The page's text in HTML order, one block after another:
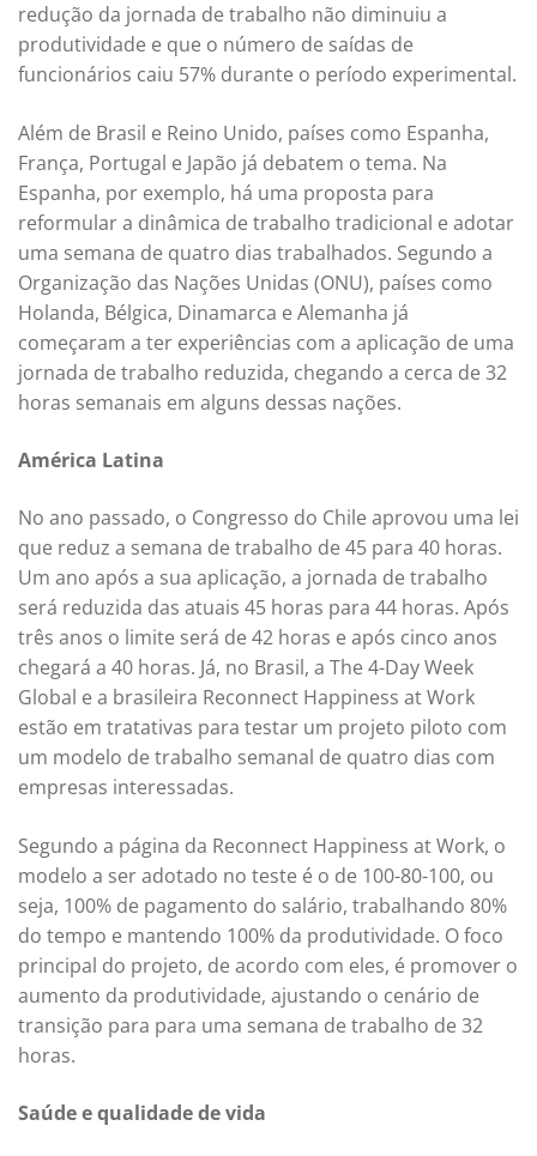
redução da jornada de trabalho não diminuiu a
produtividade e que o número de saídas de
funcionários caiu 57% durante o período experimental.
Além de Brasil e Reino Unido, países como Espanha,
França, Portugal e Japão já debatem o tema. Na
Espanha, por exemplo, há uma proposta para
reformular a dinâmica de trabalho tradicional e adotar
uma semana de quatro dias trabalhados. Segundo a
Organização das Nações Unidas (ONU), países como
Holanda, Bélgica, Dinamarca e Alemanha já
começaram a ter experiências com a aplicação de uma
jornada de trabalho reduzida, chegando a cerca de 32
horas semanais em alguns dessas nações.
América Latina
No ano passado, o Congresso do Chile aprovou uma lei
que reduz a semana de trabalho de 45 para 40 horas.
Um ano após a sua aplicação, a jornada de trabalho
será reduzida das atuais 45 horas para 44 horas. Após
três anos o limite será de 42 horas e após cinco anos
chegará a 40 horas. Já, no Brasil, a The 4-Day Week
Global e a brasileira Reconnect Happiness at Work
estão em tratativas para testar um projeto piloto com
um modelo de trabalho semanal de quatro dias com
empresas interessadas.
Segundo a página da Reconnect Happiness at Work, o
modelo a ser adotado no teste é o de 100-80-100, ou
seja, 100% de pagamento do salário, trabalhando 80%
do tempo e mantendo 100% da produtividade. O foco
principal do projeto, de acordo com eles, é promover o
aumento da produtividade, ajustando o cenário de
transição para para uma semana de trabalho de 32
horas.
Saúde e qualidade de vida